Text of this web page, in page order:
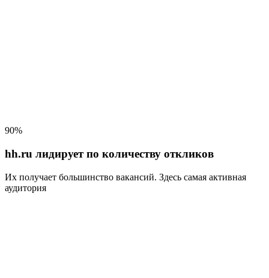
90%
hh.ru лидирует по количеству откликов
Их получает большинство вакансий. Здесь самая активная
аудитория